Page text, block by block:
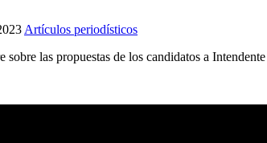
Artículos periodísticos
las propuestas de los candidatos a